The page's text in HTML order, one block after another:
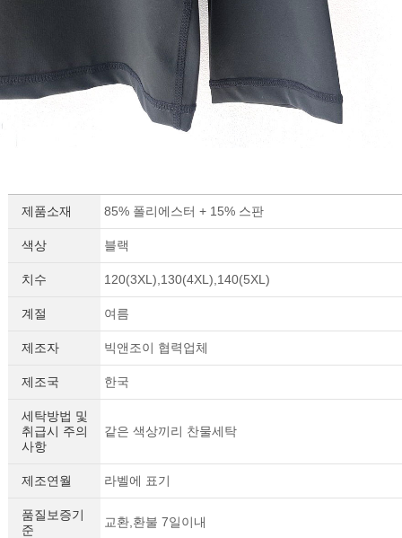
제품소재 85% 폴리에스터 + 15% 스판
색상 블랙
치수 120(3XL),130(4XL),140(5XL)
계절 여름
제조자 빅앤조이 협력업체
제조국 한국
세탁방법 및
취급시 주의
사항
같은 색상끼리 찬물세탁
제조연월 라벨에 표기
품질보증기
준
교환,환불 7일이내